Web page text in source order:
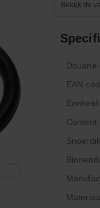
Bekijk de
Douane
EAN
Eenheid
Content